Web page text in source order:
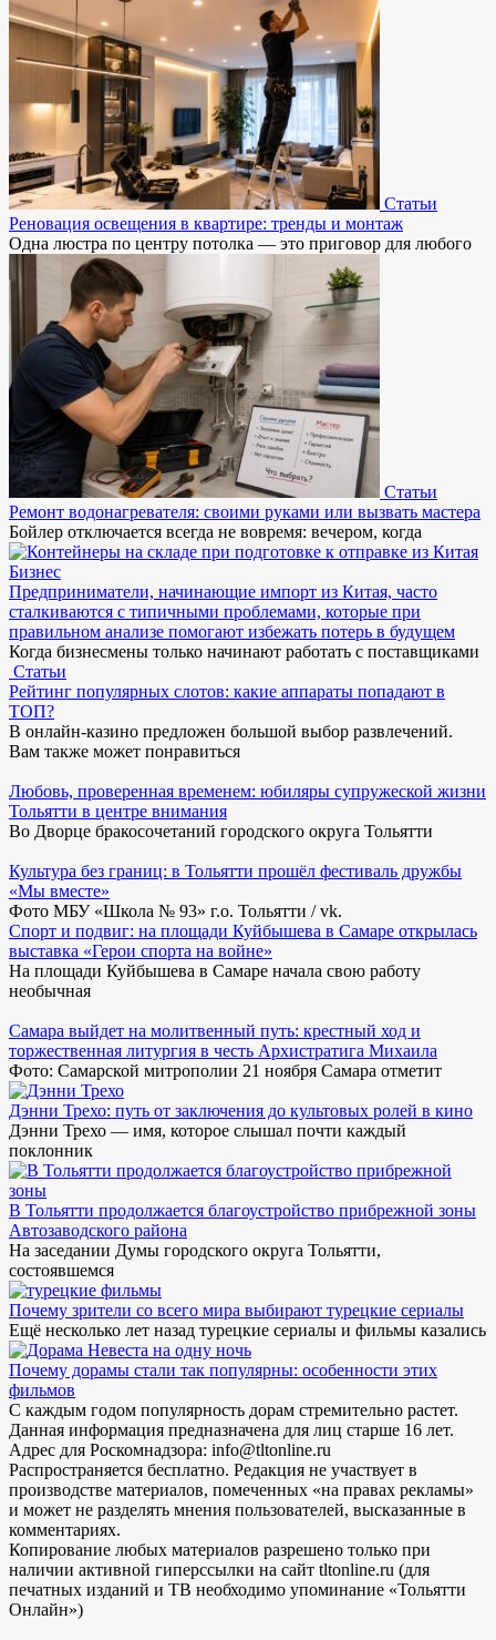
Статьи
Реновация освещения в квартире: тренды и монтаж
Одна люстра по центру потолка — это приговор для любого
Статьи
Ремонт водонагревателя: своими руками или вызвать мастера
Бойлер отключается всегда не вовремя: вечером, когда
Бизнес
Предприниматели, начинающие импорт из Китая, часто
сталкиваются с типичными проблемами, которые при
правильном анализе помогают избежать потерь в будущем
Когда бизнесмены только начинают работать с поставщиками
Статьи
Рейтинг популярных слотов: какие аппараты попадают в
ТОП?
В онлайн-казино предложен большой выбор развлечений.
Вам также может понравиться
Любовь, проверенная временем: юбиляры супружеской жизни
Тольятти в центре внимания
Во Дворце бракосочетаний городского округа Тольятти
Культура без границ: в Тольятти прошёл фестиваль дружбы
«Мы вместе»
Фото МБУ «Школа № 93» г.о. Тольятти / vk.
Спорт и подвиг: на площади Куйбышева в Самаре открылась
выставка «Герои спорта на войне»
На площади Куйбышева в Самаре начала свою работу
необычная
Самара выйдет на молитвенный путь: крестный ход и
торжественная литургия в честь Архистратига Михаила
Фото: Самарской митрополии 21 ноября Самара отметит
Дэнни Трехо: путь от заключения до культовых ролей в кино
Дэнни Трехо — имя, которое слышал почти каждый
поклонник
В Тольятти продолжается благоустройство прибрежной зоны
Автозаводского района
На заседании Думы городского округа Тольятти,
состоявшемся
Почему зрители со всего мира выбирают турецкие сериалы
Ещё несколько лет назад турецкие сериалы и фильмы казались
Почему дорамы стали так популярны: особенности этих
фильмов
С каждым годом популярность дорам стремительно растет.
Данная информация предназначена для лиц старше 16 лет.
Адрес для Роскомнадзора: info@tltonline.ru
Распространяется бесплатно. Редакция не участвует в
производстве материалов, помеченных «на правах рекламы»
и может не разделять мнения пользователей, высказанные в
комментариях.
Копирование любых материалов разрешено только при
наличии активной гиперссылки на сайт tltonline.ru (для
печатных изданий и ТВ необходимо упоминание «Тольятти
Онлайн»)